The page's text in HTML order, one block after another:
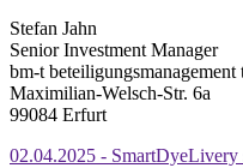
Stefan Jahn
Senior Investment Manager
bm-t beteiligungsmanagement
Maximilian-Welsch-Str. 6a
99084 Erfurt
02.04.2025 - SmartDyeLivery